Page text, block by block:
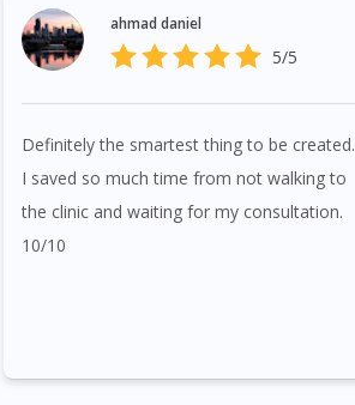
ahmad daniel
5/5
Definitely the smartest thing to be created.
I saved so much time from not walking to
the clinic and waiting for my consultation.
10/10